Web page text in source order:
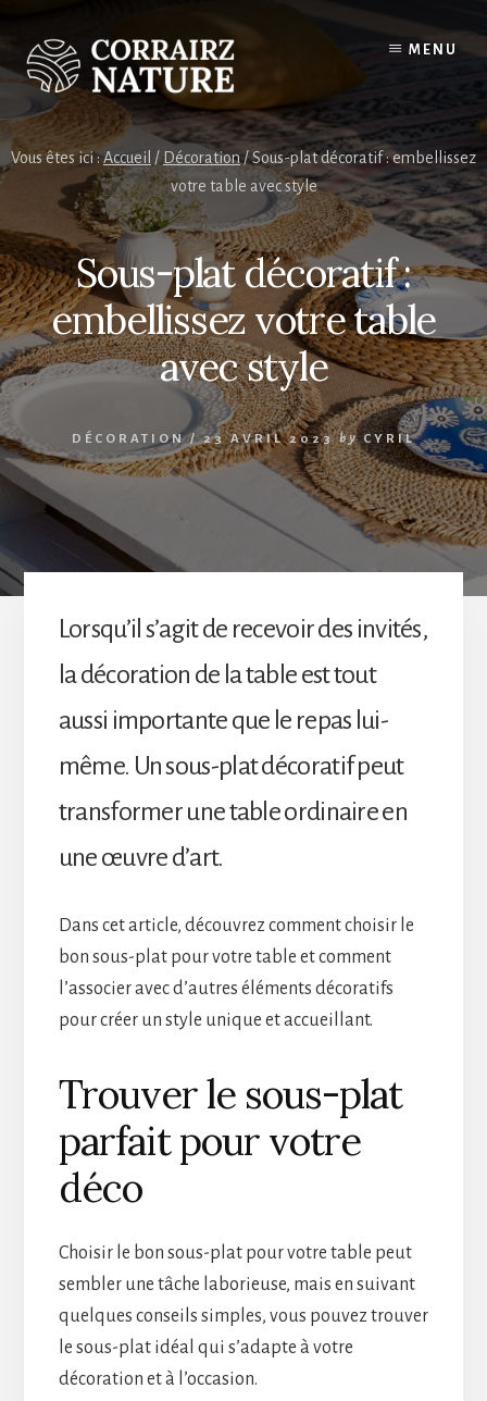
content
MENU
Vous êtes ici :Accueil / Décoration/Sous-plat décoratif : embellissez
votre table avec style
Sous-plat décoratif :
embellissez votre table
avec style
DÉCORATION/ 23 AVRIL 2023 by CYRIL
Lorsqu’il s’agit de recevoir des invités,
la décoration de la table est tout
aussi importante que le repas lui-
même. Un sous-plat décoratif peut
transformer une table ordinaire en
une œuvre d’art.
Dans cet article, découvrez comment choisir le
bon sous-plat pour votre table et comment
l’associer avec d’autres éléments décoratifs
pour créer un style unique et accueillant.
Trouver le sous-plat
parfait pour votre
déco
Choisir le bon sous-plat pour votre table peut
sembler une tâche laborieuse, mais en suivant
quelques conseils simples, vous pouvez trouver
le sous-plat idéal qui s’adapte à votre
décoration et à l’occasion.